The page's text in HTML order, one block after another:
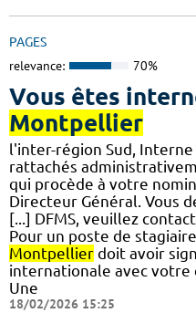
PAGES
relevance: 70%
Vous êtes
Montpellier
l'inter-région Sud,
rattachés
qui procède à votre
Directeur Général. Vous
[...] DFMS, veuillez
Pour un poste de
Montpellier doit avoir
internationale avec votre
Une
18/02/2026 15:25